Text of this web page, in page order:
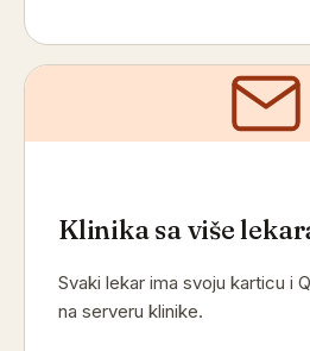
Klinika sa više
Svaki lekar ima svoju karticu i
na serveru klinike.